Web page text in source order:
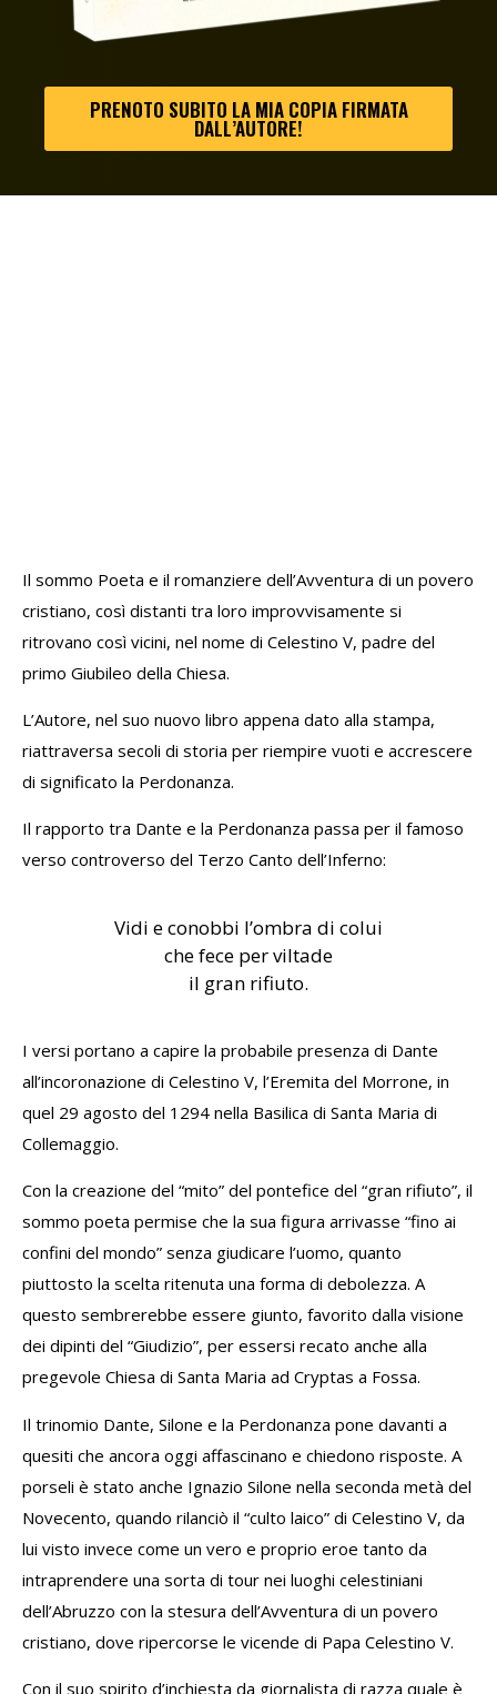
PRENOTO SUBITO LA MIA COPIA FIRMATA
DALL’AUTORE!
Il sommo Poeta e il romanziere dell’Avventura di un povero
cristiano, così distanti tra loro improvvisamente si
ritrovano così vicini, nel nome di Celestino V, padre del
primo Giubileo della Chiesa.
L’Autore, nel suo nuovo libro appena dato alla stampa,
riattraversa secoli di storia per riempire vuoti e accrescere
di significato la Perdonanza.
Il rapporto tra Dante e la Perdonanza passa per il famoso
verso controverso del Terzo Canto dell’Inferno:
Vidi e conobbi l’ombra di colui
che fece per viltade
il gran rifiuto.
I versi portano a capire la probabile presenza di Dante
all’incoronazione di Celestino V, l’Eremita del Morrone, in
quel 29 agosto del 1294 nella Basilica di Santa Maria di
Collemaggio.
Con la creazione del “mito” del pontefice del “gran rifiuto”, il
sommo poeta permise che la sua figura arrivasse “fino ai
confini del mondo” senza giudicare l’uomo, quanto
piuttosto la scelta ritenuta una forma di debolezza. A
questo sembrerebbe essere giunto, favorito dalla visione
dei dipinti del “Giudizio”, per essersi recato anche alla
pregevole Chiesa di Santa Maria ad Cryptas a Fossa.
Il trinomio Dante, Silone e la Perdonanza pone davanti a
quesiti che ancora oggi affascinano e chiedono risposte. A
porseli è stato anche Ignazio Silone nella seconda metà del
Novecento, quando rilanciò il “culto laico” di Celestino V, da
lui visto invece come un vero e proprio eroe tanto da
intraprendere una sorta di tour nei luoghi celestiniani
dell’Abruzzo con la stesura dell’Avventura di un povero
cristiano, dove ripercorse le vicende di Papa Celestino V.
Con il suo spirito d’inchiesta da giornalista di razza quale è